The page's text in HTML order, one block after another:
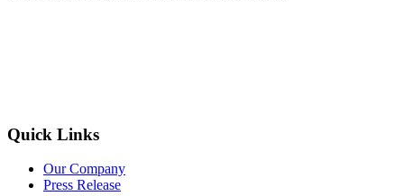
Quick Links
Our Company
Press Release